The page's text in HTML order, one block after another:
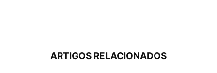
ARTIGOS RELACIONADOS